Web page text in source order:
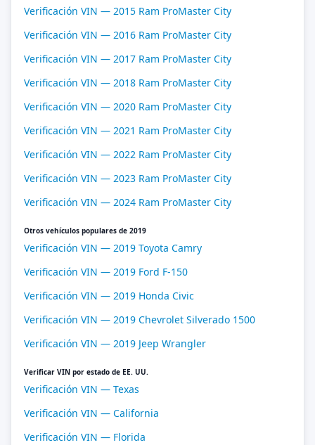
Verificación VIN — 2015 Ram ProMaster City
Verificación VIN — 2016 Ram ProMaster City
Verificación VIN — 2017 Ram ProMaster City
Verificación VIN — 2018 Ram ProMaster City
Verificación VIN — 2020 Ram ProMaster City
Verificación VIN — 2021 Ram ProMaster City
Verificación VIN — 2022 Ram ProMaster City
Verificación VIN — 2023 Ram ProMaster City
Verificación VIN — 2024 Ram ProMaster City
Otros vehículos populares de 2019
Verificación VIN — 2019 Toyota Camry
Verificación VIN — 2019 Ford F-150
Verificación VIN — 2019 Honda Civic
Verificación VIN — 2019 Chevrolet Silverado 1500
Verificación VIN — 2019 Jeep Wrangler
Verificar VIN por estado de EE. UU.
Verificación VIN — Texas
Verificación VIN — California
Verificación VIN — Florida